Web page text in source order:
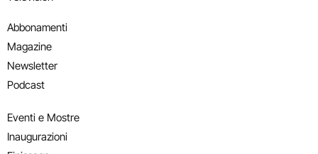
Abbonamenti
Magazine
Newsletter
Podcast
Eventi e Mostre
Inaugurazioni